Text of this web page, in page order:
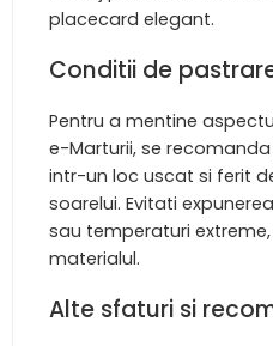
placecard elegant.
Conditii de
Pentru a mentine
e-Marturii, se
intr-un loc uscat si ferit
soarelui. Evitati
sau temperaturi
materialul.
Alte sfaturi si